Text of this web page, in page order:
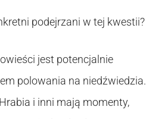
podejrzani w tej kwestii?
jest potencjalnie
polowania na niedźwiedzia.
i inni mają momenty,